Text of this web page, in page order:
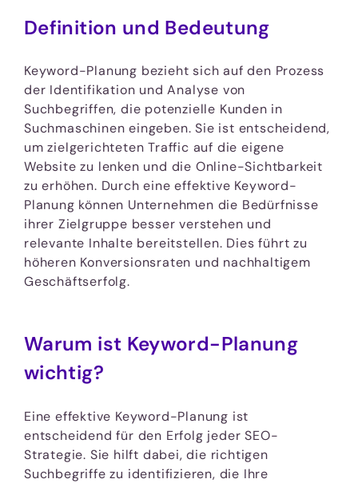
Definition und Bedeutung
Keyword-Planung bezieht sich auf den Prozess
der Identifikation und Analyse von
Suchbegriffen, die potenzielle Kunden in
Suchmaschinen eingeben. Sie ist entscheidend,
um zielgerichteten Traffic auf die eigene
Website zu lenken und die Online-Sichtbarkeit
zu erhöhen. Durch eine effektive Keyword-
Planung können Unternehmen die Bedürfnisse
ihrer Zielgruppe besser verstehen und
relevante Inhalte bereitstellen. Dies führt zu
höheren Konversionsraten und nachhaltigem
Geschäftserfolg.
Warum ist Keyword-Planung
wichtig?
Eine effektive Keyword-Planung ist
entscheidend für den Erfolg jeder SEO-
Strategie. Sie hilft dabei, die richtigen
Suchbegriffe zu identifizieren, die Ihre